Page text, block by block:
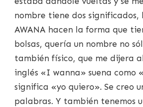
nombre tiene dos significados,
AWANA hacen la forma que
bolsas, quería un nombre no
también físico, que me dijera
inglés «I wanna» suena como
significa «yo quiero». Se creo
palabras. Y también tenemos